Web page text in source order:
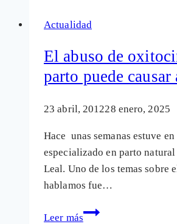
Actualidad
El abuso de
parto puede causar
23 abril, 201228 enero, 2025
Hace unas semanas estuve
especializado en parto
Leal. Uno de los temas sobre
hablamos fue…
Leer más
El